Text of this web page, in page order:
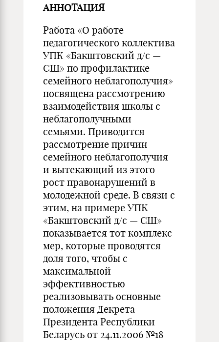
АННОТАЦИЯ
Работа «О работе
педагогического коллектива
УПК «Бакштовский д/с —
СШ» по профилактике
семейного неблагополучия»
посвящена рассмотрению
взаимодействия школы с
неблагополучными
семьями. Приводится
рассмотрение причин
семейного неблагополучия
и вытекающий из этого
рост правонарушений в
молодежной среде. В связи с
этим, на примере УПК
«Бакштовский д/с — СШ»
показывается тот комплекс
мер, которые проводятся
доля того, чтобы с
максимальной
эффективностью
реализовывать основные
положения Декрета
Президента Республики
Беларусь от 24.11.2006 №18